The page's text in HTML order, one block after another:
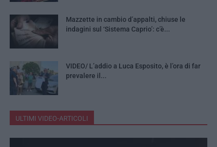
Mazzette in cambio d’appalti, chiuse le
indagini sul ‘Sistema Caprio’: c’è...
VIDEO/ L’addio a Luca Esposito, è l’ora di far
prevalere il...
ULTIMI VIDEO-ARTICOLI